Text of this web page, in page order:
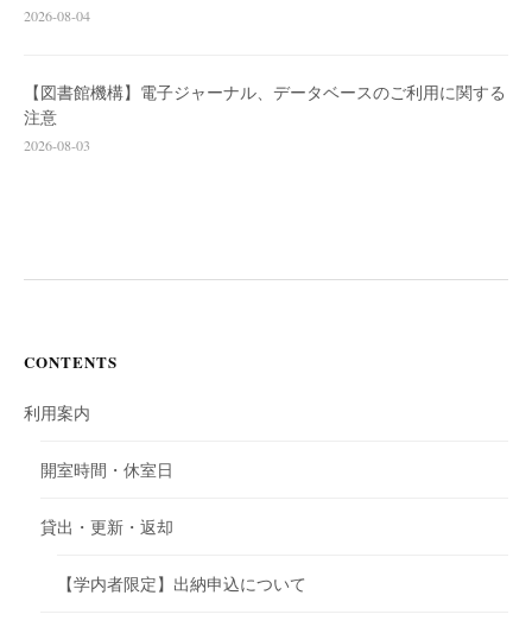
2026-08-04
【図書館機構】電子ジャーナル、データベースのご利用に関する
注意
2026-08-03
CONTENTS
利用案内
開室時間・休室日
貸出・更新・返却
【学内者限定】出納申込について